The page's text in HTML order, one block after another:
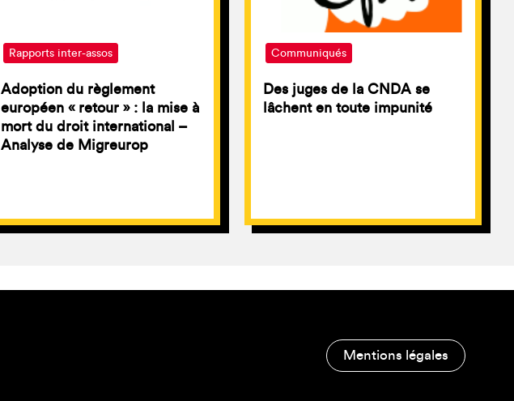
Rapports inter-assos
Adoption du règlement
européen « retour » : la mise à
mort du droit international –
Analyse de Migreurop
Communiqués
Des juges de la CNDA se
lâchent en toute impunité
Mentions légales